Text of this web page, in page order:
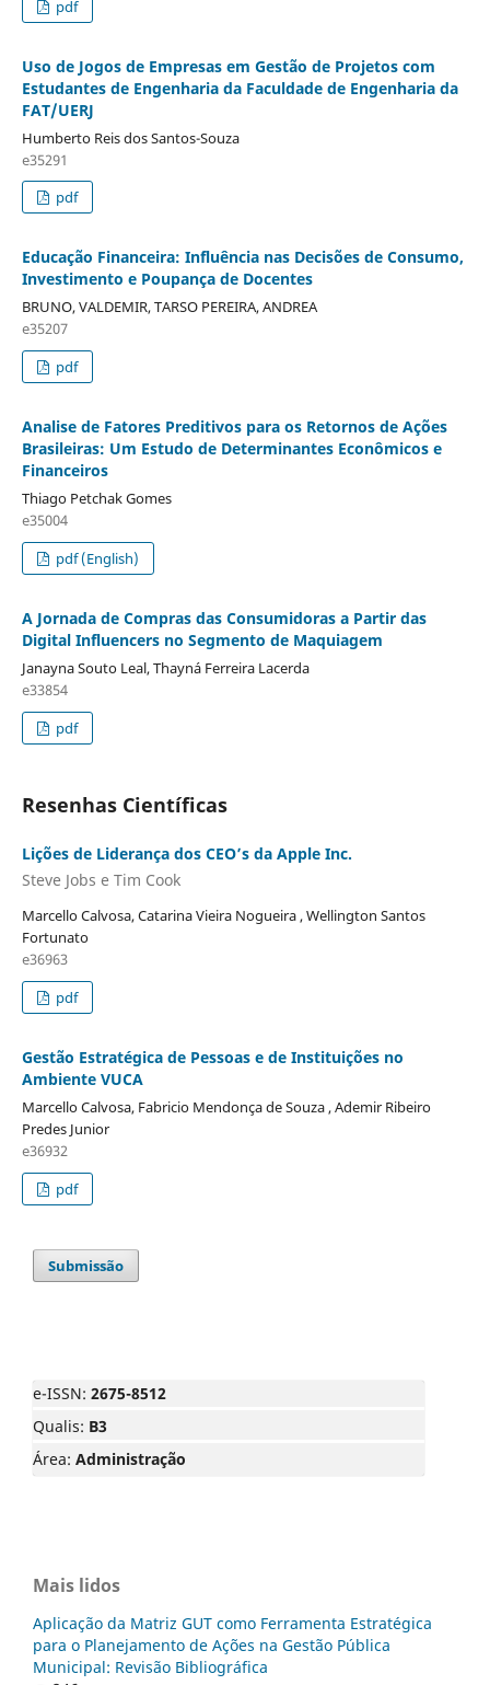
pdf
Uso de Jogos de Empresas em Gestão de Projetos com
Estudantes de Engenharia da Faculdade de Engenharia da
FAT/UERJ
Humberto Reis dos Santos-Souza
e35291
pdf
Educação Financeira: Influência nas Decisões de Consumo,
Investimento e Poupança de Docentes
BRUNO, VALDEMIR, TARSO PEREIRA, ANDREA
e35207
pdf
Analise de Fatores Preditivos para os Retornos de Ações
Brasileiras: Um Estudo de Determinantes Econômicos e
Financeiros
Thiago Petchak Gomes
e35004
pdf (English)
A Jornada de Compras das Consumidoras a Partir das
Digital Influencers no Segmento de Maquiagem
Janayna Souto Leal, Thayná Ferreira Lacerda
e33854
pdf
Resenhas Científicas
Lições de Liderança dos CEO’s da Apple Inc.
Steve Jobs e Tim Cook
Marcello Calvosa, Catarina Vieira Nogueira , Wellington Santos
Fortunato
e36963
pdf
Gestão Estratégica de Pessoas e de Instituições no
Ambiente VUCA
Marcello Calvosa, Fabricio Mendonça de Souza , Ademir Ribeiro
Predes Junior
e36932
pdf
Submissão
e-ISSN: 2675-8512
Qualis: B3
Área: Administração
Mais lidos
Aplicação da Matriz GUT como Ferramenta Estratégica
para o Planejamento de Ações na Gestão Pública
Municipal: Revisão Bibliográfica